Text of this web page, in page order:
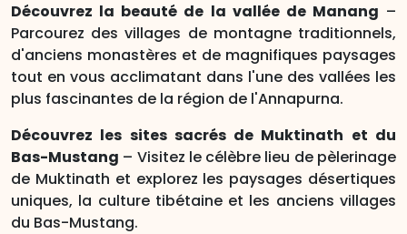
Découvrez la beauté de la vallée de Manang –
Parcourez des villages de montagne traditionnels,
d'anciens monastères et de magnifiques paysages
tout en vous acclimatant dans l'une des vallées les
plus fascinantes de la région de l'Annapurna.
Découvrez les sites sacrés de Muktinath et du
Bas-Mustang – Visitez le célèbre lieu de pèlerinage
de Muktinath et explorez les paysages désertiques
uniques, la culture tibétaine et les anciens villages
du Bas-Mustang.